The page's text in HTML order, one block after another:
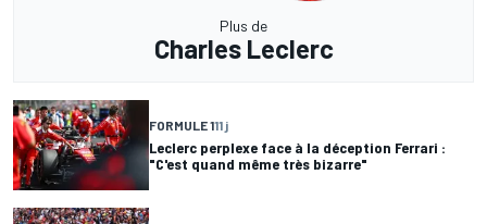
Plus de
Charles Leclerc
FORMULE 111 j
Leclerc perplexe face à la déception Ferrari :
"C'est quand même très bizarre"